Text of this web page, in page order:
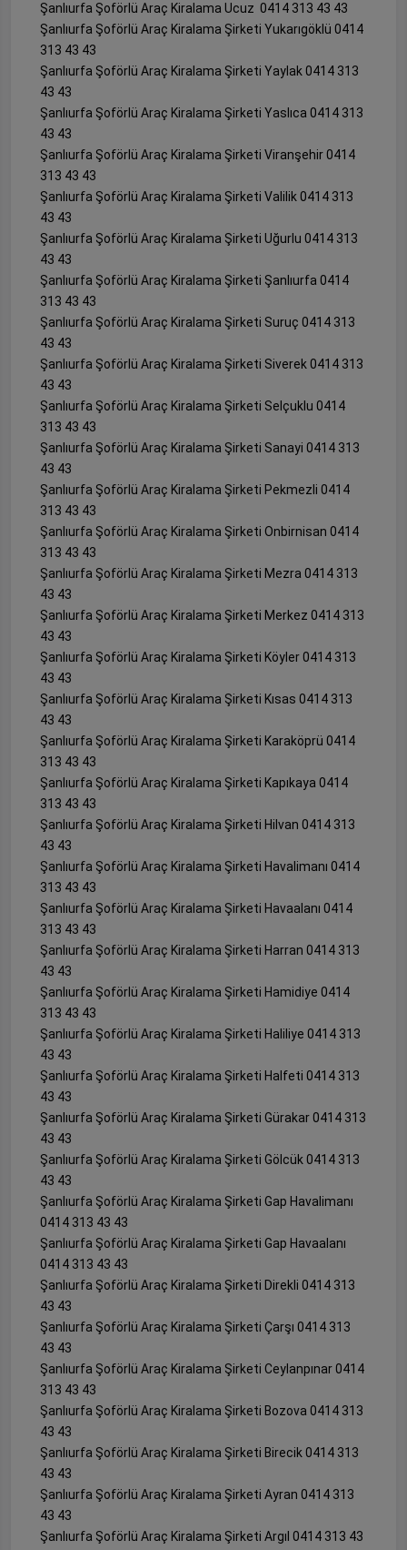
Şanlıurfa Şoförlü Araç Kiralama Ucuz 0414 313 43 43
Şanlıurfa Şoförlü Araç Kiralama Şirketi Yukarıgöklü 0414
313 43 43
Şanlıurfa Şoförlü Araç Kiralama Şirketi Yaylak 0414 313
43 43
Şanlıurfa Şoförlü Araç Kiralama Şirketi Yaslıca 0414 313
43 43
Şanlıurfa Şoförlü Araç Kiralama Şirketi Viranşehir 0414
313 43 43
Şanlıurfa Şoförlü Araç Kiralama Şirketi Valilik 0414 313
43 43
Şanlıurfa Şoförlü Araç Kiralama Şirketi Uğurlu 0414 313
43 43
Şanlıurfa Şoförlü Araç Kiralama Şirketi Şanlıurfa 0414
313 43 43
Şanlıurfa Şoförlü Araç Kiralama Şirketi Suruç 0414 313
43 43
Şanlıurfa Şoförlü Araç Kiralama Şirketi Siverek 0414 313
43 43
Şanlıurfa Şoförlü Araç Kiralama Şirketi Selçuklu 0414
313 43 43
Şanlıurfa Şoförlü Araç Kiralama Şirketi Sanayi 0414 313
43 43
Şanlıurfa Şoförlü Araç Kiralama Şirketi Pekmezli 0414
313 43 43
Şanlıurfa Şoförlü Araç Kiralama Şirketi Onbirnisan 0414
313 43 43
Şanlıurfa Şoförlü Araç Kiralama Şirketi Mezra 0414 313
43 43
Şanlıurfa Şoförlü Araç Kiralama Şirketi Merkez 0414 313
43 43
Şanlıurfa Şoförlü Araç Kiralama Şirketi Köyler 0414 313
43 43
Şanlıurfa Şoförlü Araç Kiralama Şirketi Kısas 0414 313
43 43
Şanlıurfa Şoförlü Araç Kiralama Şirketi Karaköprü 0414
313 43 43
Şanlıurfa Şoförlü Araç Kiralama Şirketi Kapıkaya 0414
313 43 43
Şanlıurfa Şoförlü Araç Kiralama Şirketi Hilvan 0414 313
43 43
Şanlıurfa Şoförlü Araç Kiralama Şirketi Havalimanı 0414
313 43 43
Şanlıurfa Şoförlü Araç Kiralama Şirketi Havaalanı 0414
313 43 43
Şanlıurfa Şoförlü Araç Kiralama Şirketi Harran 0414 313
43 43
Şanlıurfa Şoförlü Araç Kiralama Şirketi Hamidiye 0414
313 43 43
Şanlıurfa Şoförlü Araç Kiralama Şirketi Haliliye 0414 313
43 43
Şanlıurfa Şoförlü Araç Kiralama Şirketi Halfeti 0414 313
43 43
Şanlıurfa Şoförlü Araç Kiralama Şirketi Gürakar 0414 313
43 43
Şanlıurfa Şoförlü Araç Kiralama Şirketi Gölcük 0414 313
43 43
Şanlıurfa Şoförlü Araç Kiralama Şirketi Gap Havalimanı
0414 313 43 43
Şanlıurfa Şoförlü Araç Kiralama Şirketi Gap Havaalanı
0414 313 43 43
Şanlıurfa Şoförlü Araç Kiralama Şirketi Direkli 0414 313
43 43
Şanlıurfa Şoförlü Araç Kiralama Şirketi Çarşı 0414 313
43 43
Şanlıurfa Şoförlü Araç Kiralama Şirketi Ceylanpınar 0414
313 43 43
Şanlıurfa Şoförlü Araç Kiralama Şirketi Bozova 0414 313
43 43
Şanlıurfa Şoförlü Araç Kiralama Şirketi Birecik 0414 313
43 43
Şanlıurfa Şoförlü Araç Kiralama Şirketi Ayran 0414 313
43 43
Şanlıurfa Şoförlü Araç Kiralama Şirketi Argıl 0414 313 43